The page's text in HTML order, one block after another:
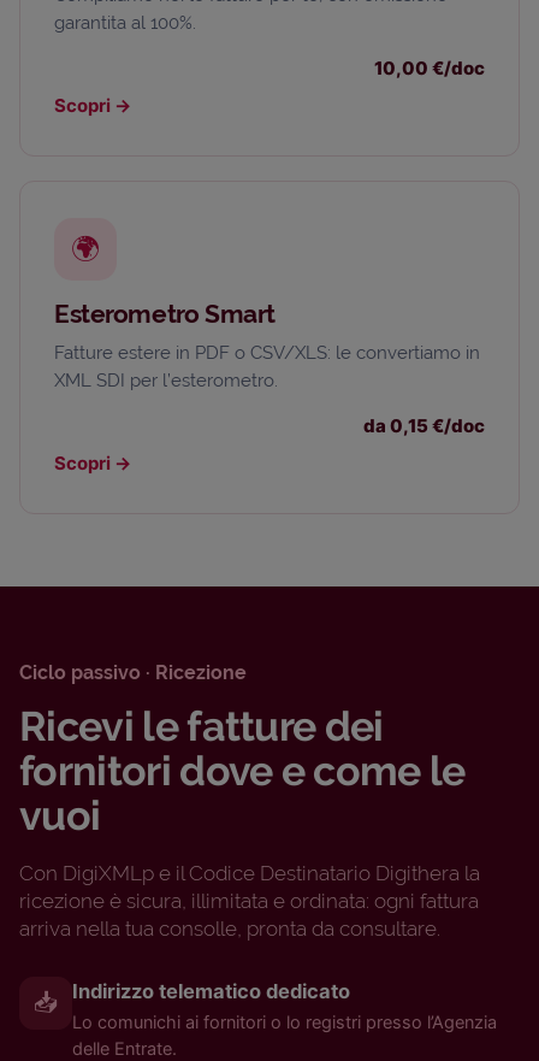
garantita al 100%.
10,00 €/doc
Scopri →
🌍
Esterometro Smart
Fatture estere in PDF o CSV/XLS: le convertiamo in
XML SDI per l’esterometro.
da 0,15 €/doc
Scopri →
Ciclo passivo · Ricezione
Ricevi le fatture dei
fornitori dove e come le
vuoi
Con DigiXMLp e il Codice Destinatario Digithera la
ricezione è sicura, illimitata e ordinata: ogni fattura
arriva nella tua consolle, pronta da consultare.
📥 Indirizzo telematico dedicato
Lo comunichi ai fornitori o lo registri presso l’Agenzia
delle Entrate.